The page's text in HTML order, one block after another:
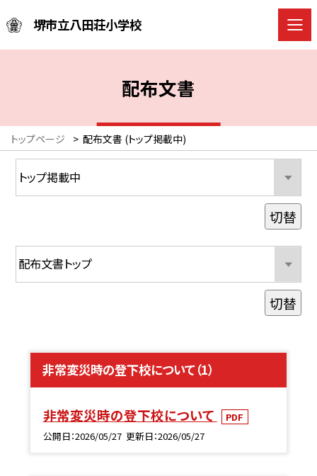
堺市立八田荘小学校
配布文書
トップページ > 配布文書 (トップ掲載中)
非常変災時の登下校について（1）
非常変災時の登下校について
PDF
公開日 2026/05/27 更新日 2026/05/27
切替
切替